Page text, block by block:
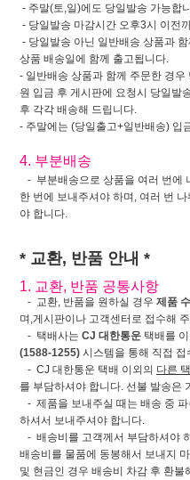
- 주말(토,일)에도 당일발송 가능합
- 당일발송 마감시간 오후3시 이전
- 당일발송 아닌 일반배송 상품과
상품 배송일에 함께 출고됩니다.
- 일반배송 상품과 함께 주문한 경
원 입금 후 게시판에 요청시 당일발
후 각각 배송해 드립니다.
- 주말에는 (당일출고+일반배송) 입
4. 부분배송
- 부분배송으로 상품을 여러 번에
한 번에 보내주셔야 하며, 여러 번
야 합니다.
* 교환, 반품 안내 *
1. 교환, 반품 공통사항
- 교환, 반품을 원하실 경우 제품
며,게시판이나 고객센터로 접수해
- 택배사는 CJ 대한통운 택배를
(1588-1255) 시스템을 통해 직접 접
- CJ 대한통운 택배 이외의 다른
를 부담하셔야 합니다. 선불 발송은
- 제품을 보내주실 때는 배송 중
하셔서 보내주셔야 합니다.
- 배송비를 고객께서 부담하셔야
배송비를 물품에 동봉해서 보내지
및 현금인 경우 배송비 차감 후 환불